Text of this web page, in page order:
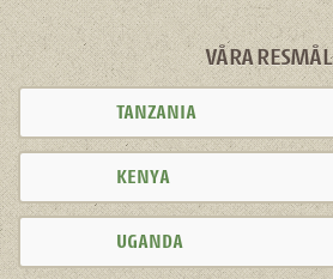
VÅRA RESMÅL
TANZANIA
KENYA
UGANDA